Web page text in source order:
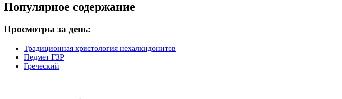
Популярное содержание
Просмотры за день:
Традиционная христология нехалкидонитов
Педмет ГЗР
Греческий